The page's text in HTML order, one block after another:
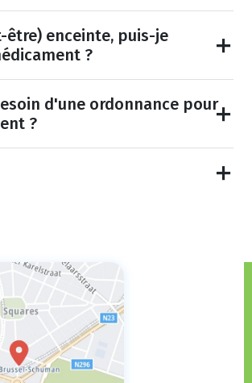
être) enceinte, puis-je
?
d'une ordonnance pour
?